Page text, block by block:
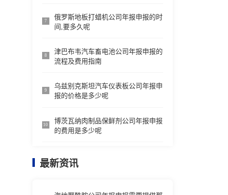
7
俄罗斯地板打蜡机公司年报申报的时
间,要多久呢
8
津巴布韦汽车畜电池公司年报申报的
流程及费用指南
9
乌兹别克斯坦汽车仪表板公司年报申
报的价格是多少呢
10
博茨瓦纳肉制品保鲜剂公司年报申报
的费用是多少呢
最新资讯